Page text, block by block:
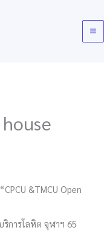
house​
&TMCU Open
การโลหิต จุฬาฯ 65​